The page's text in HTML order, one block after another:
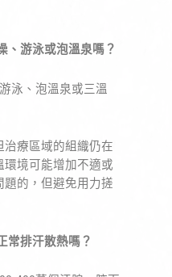
、游泳或泡溫泉嗎？
泳、泡溫泉或三溫
療區域的組織仍在
境可能增加不適或
的，但避免用力搓
常排汗散熱嗎？